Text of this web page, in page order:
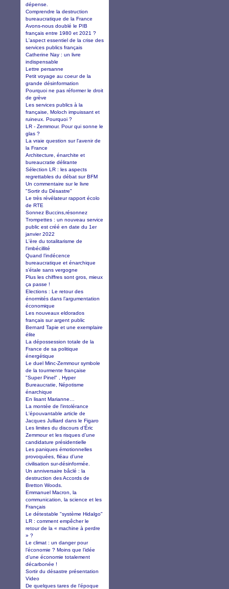
dépense.
Comprendre la destruction
bureaucratique de la France
Avons-nous doublé le PIB
français entre 1980 et 2021 ?
L'aspect essentiel de la crise des
services publics français
Catherine Nay : un livre
indispensable
Lettre persanne
Petit voyage au coeur de la
grande désinformation
Pourquoi ne pas réformer le droit
de grève
Les services publics à la
française, Moloch impuissant et
ruineux. Pourquoi ?
LR - Zemmour. Pour qui sonne le
glas ?
La vraie question sur l'avenir de
la France
Architecture, énarchite et
bureaucratie délirante
Sélection LR : les aspects
regrettables du débat sur BFM
Un commentaire sur le livre
"Sortir du Désastre"
Le très révélateur rapport écolo
de RTE
Sonnez Buccins,résonnez
Trompettes : un nouveau service
public est créé en date du 1er
janvier 2022
L'ère du totalitarisme de
l'imbécillité
Quand l’indécence
bureaucratique et énarchique
s’étale sans vergogne
Plus les chiffres sont gros, mieux
ça passe !
Elections : Le retour des
énormités dans l’argumentation
économique
Les nouveaux eldorados
français sur argent public
Bernard Tapie et une exemplaire
élite
La dépossession totale de la
France de sa politique
énergétique
Le duel Minc-Zemmour symbole
de la tourmente française
"Super Pinel" , Hyper
Bureaucratie, Népotisme
énarchique
En lisant Marianne…
La montée de l'intolérance
L'épouvantable article de
Jacques Julliard dans le Figaro
Les limites du discours d’Éric
Zemmour et les risques d’une
candidature présidentielle
Les paniques émotionnelles
provoquées, fléau d’une
civilisation sur-désinformée.
Un anniversaire bâclé : la
destruction des Accords de
Bretton Woods.
Emmanuel Macron, la
communication, la science et les
Français
Le détestable "système Hidalgo"
LR : comment empêcher le
retour de la « machine à perdre
» ?
Le climat : un danger pour
l’économie ? Moins que l’idée
d’une économie totalement
décarbonée !
Sortir du désastre présentation
Video
De quelques tares de l’époque